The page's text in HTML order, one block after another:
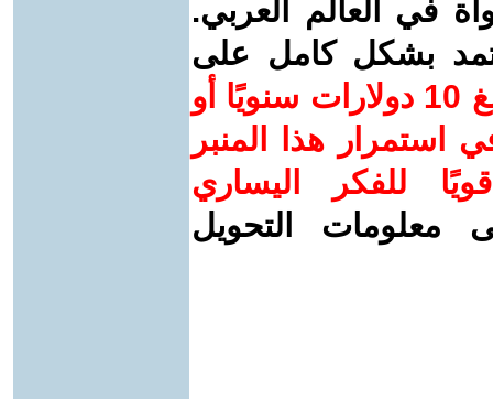
في العالم العربي.
بشكل كامل على
ساهم/ي معنا! بدعمكم بمبلغ 10 دولارات سنويًا أو
استمرار هذا المنبر
للفكر اليساري
معلومات التحويل